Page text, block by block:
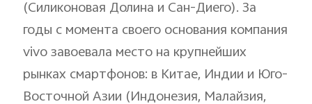
Uzbekistan | Выберите страну/регион
(Силиконовая Долина и Сан-Диего). За
годы с момента своего основания компания
vivo завоевала место на крупнейших
рынках смартфонов: в Китае, Индии и Юго-
Восточной Азии (Индонезия, Малайзия,